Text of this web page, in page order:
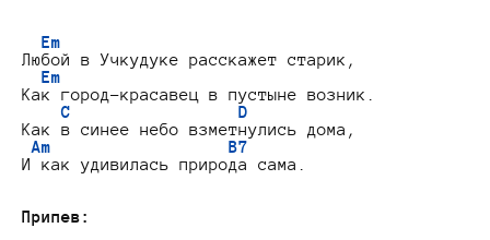
Em
Любой в Учкудуке расскажет старик,
Em
Как город-красавец в пустыне возник.
C                 D
Как в синее небо взметнулись дома,
Am                  B7
И как удивилась природа сама.
Припев: